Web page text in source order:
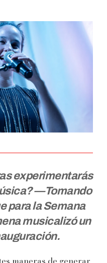
experimentarás
—Tomando
para la Semana
musicalizó un